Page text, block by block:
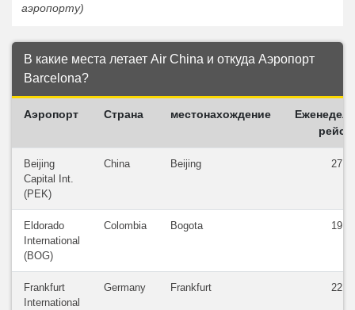
аэропорту)
В какие места летает Air China и откуда Аэропорт
Barcelona?
Аэропорт Страна местонахождение
рейсы
Beijing
Capital Int.
(PEK)
China Beijing 27
Eldorado
International
(BOG)
Colombia Bogota 19
Frankfurt
International
Germany Frankfurt 22